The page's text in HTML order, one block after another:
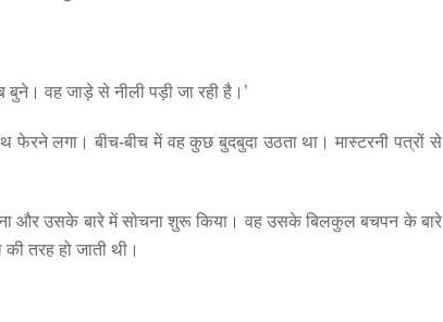
वह जाड़े से नीली पड़ी जा रही है।’
लगा। बीच-बीच में वह कुछ बुदबुदा उठता था। मास्टरनी पत्रों से
उसके बारे में सोचना शुरू किया। वह उसके बिलकुल बचपन के बारे
तरह हो जाती थी।